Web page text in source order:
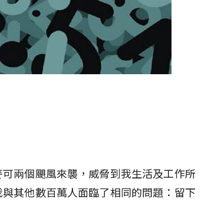
兩個颶風來襲，威脅到我生活及工作所
其他數百萬人面臨了相同的問題：留下